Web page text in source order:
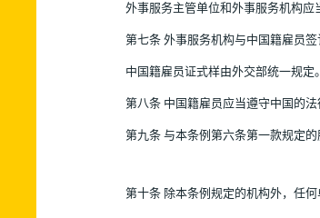
外事服务主管单位和外事服务机构应
第七条 外事服务机构与中国籍雇员
中国籍雇员证式样由外交部统一规定。
第八条 中国籍雇员应当遵守中国的
第九条 与本条例第六条第一款规定
第十条 除本条例规定的机构外，任